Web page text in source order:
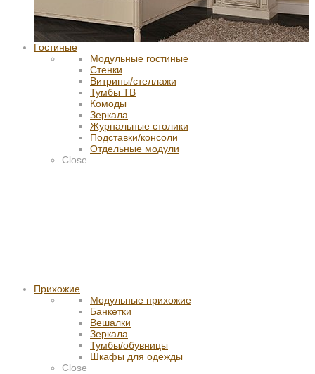
Гостиные
Модульные гостиные
Стенки
Витрины/стеллажи
Тумбы ТВ
Комоды
Зеркала
Журнальные столики
Подставки/консоли
Отдельные модули
Close
Прихожие
Модульные прихожие
Банкетки
Вешалки
Зеркала
Тумбы/обувницы
Шкафы для одежды
Close